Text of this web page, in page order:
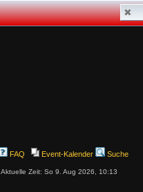
✖
FAQ Event-Kalender Suche
Aktuelle Zeit: So 9. Aug 2026, 10:13